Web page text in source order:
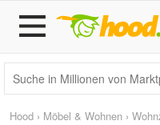
Hood › Möbel & Wohnen ›